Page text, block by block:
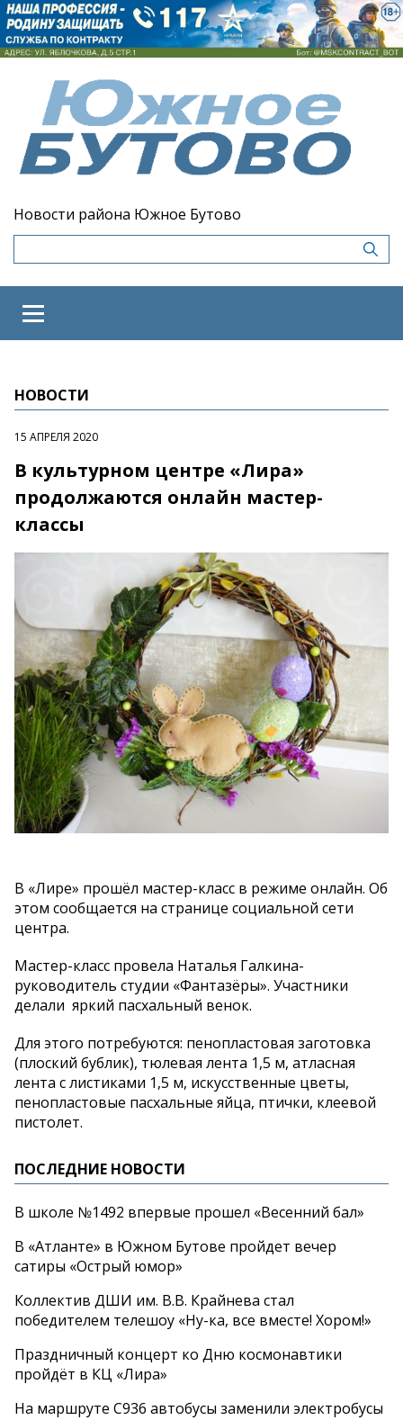
Новости района Южное Бутово
НОВОСТИ
15 АПРЕЛЯ 2020
В культурном центре «Лира»
продолжаются онлайн мастер-
классы
В «Лире» прошёл мастер-класс в режиме онлайн. Об
этом сообщается на странице социальной сети
центра.
Мастер-класс провела Наталья Галкина-
руководитель студии «Фантазёры». Участники
делали яркий пасхальный венок.
Для этого потребуются: пенопластовая заготовка
(плоский бублик), тюлевая лента 1,5 м, атласная
лента с листиками 1,5 м, искусственные цветы,
пенопластовые пасхальные яйца, птички, клеевой
пистолет.
ПОСЛЕДНИЕ НОВОСТИ
В школе №1492 впервые прошел «Весенний бал»
В «Атланте» в Южном Бутове пройдет вечер
сатиры «Острый юмор»
Коллектив ДШИ им. В.В. Крайнева стал
победителем телешоу «Ну-ка, все вместе! Хором!»
Праздничный концерт ко Дню космонавтики
пройдёт в КЦ «Лира»
На маршруте С936 автобусы заменили электробусы